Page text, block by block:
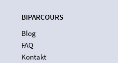
BIPARCOURS
Blog
FAQ
Kontakt